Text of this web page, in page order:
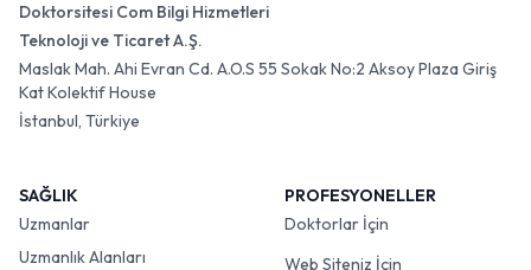
Doktorsitesi Com Bilgi Hizmetleri
Teknoloji ve Ticaret A.Ş.
Maslak Mah. Ahi Evran Cd. A.O.S 55 Sokak No:2 Aksoy Plaza Giriş
Kat Kolektif House
İstanbul, Türkiye
SAĞLIK
Uzmanlar
Uzmanlık Alanları
PROFESYONELLER
Doktorlar İçin
Web Siteniz İçin